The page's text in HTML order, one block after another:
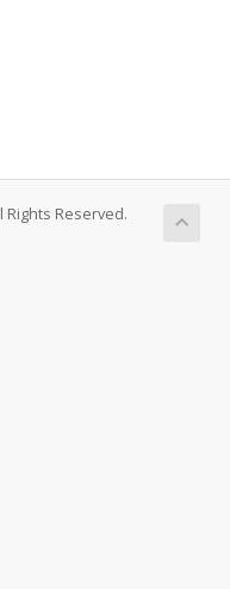
Rights Reserved.